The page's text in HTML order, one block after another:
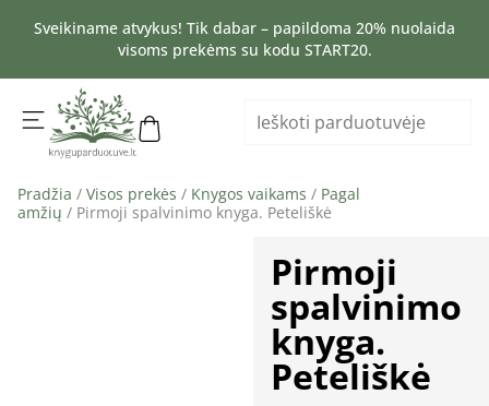
Sveikiname atvykus! Tik dabar – papildoma 20% nuolaida
visoms prekėms su kodu START20.
Pradžia / Visos prekės / Knygos vaikams / Pagal
amžių / Pirmoji spalvinimo knyga. Peteliškė
Pirmoji
spalvinimo
knyga.
Peteliškė